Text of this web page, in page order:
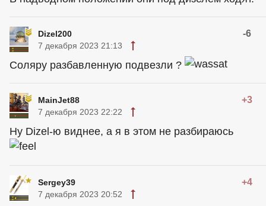
Dizel200 -6
7 декабря 2023 21:13
Соляру разбавленную подвезли ?
MainJet88 +3
7 декабря 2023 22:22
Ну Dizel-ю виднее, а я в этом не разбираюсь
Sergey39 +4
7 декабря 2023 20:52